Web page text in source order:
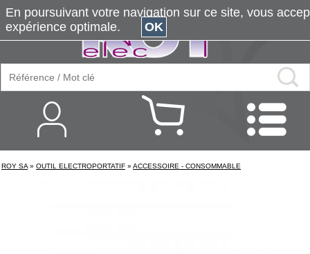
ROY SA » OUTIL ELECTROPORTATIF » ACCESSOIRE - CONSOMMABLE
En poursuivant votre navigation sur ce site, vous
expérience optimale.
OK